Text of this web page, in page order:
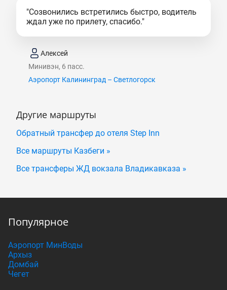
"Созвонились встретились быстро, водитель
ждал уже по прилету, спасибо."
Алексей
Минивэн, 6 пасс.
Аэропорт Калининград – Светлогорск
Другие маршруты
Обратный трансфер до отеля Step Inn
Все маршруты Казбеги »
Все трансферы ЖД вокзала Владикавказа »
Популярное
Аэропорт МинВоды
Архыз
Домбай
Чегет